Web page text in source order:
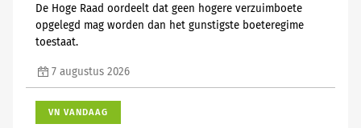
De Hoge Raad oordeelt dat geen hogere verzuimboete
opgelegd mag worden dan het gunstigste boeteregime
toestaat.
7 augustus 2026
VN VANDAAG